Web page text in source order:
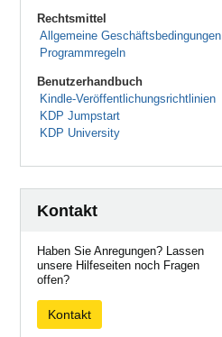
Rechtsmittel
Allgemeine Geschäftsbedingungen
Programmregeln
Benutzerhandbuch
Kindle-Veröffentlichungsrichtlinien
KDP Jumpstart
KDP University
Kontakt
Haben Sie Anregungen? Lassen
unsere Hilfeseiten noch Fragen
offen?
Kontakt